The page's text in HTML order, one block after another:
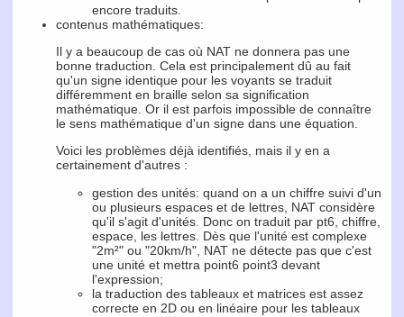
encore traduits.
contenus mathématiques:
Il y a beaucoup de cas où NAT ne donnera pas une
bonne traduction. Cela est principalement dû au fait
qu'un signe identique pour les voyants se traduit
différemment en braille selon sa signification
mathématique. Or il est parfois impossible de connaître
le sens mathématique d'un signe dans une équation.
Voici les problèmes déjà identifiés, mais il y en a
certainement d'autres :
gestion des unités: quand on a un chiffre suivi d'un
ou plusieurs espaces et de lettres, NAT considère
qu'il s'agit d'unités. Donc on traduit par pt6, chiffre,
espace, les lettres. Dès que l'unité est complexe
"2m²" ou "20km/h", NAT ne détecte pas que c'est
une unité et mettra point6 point3 devant
l'expression;
la traduction des tableaux et matrices est assez
correcte en 2D ou en linéaire pour les tableaux